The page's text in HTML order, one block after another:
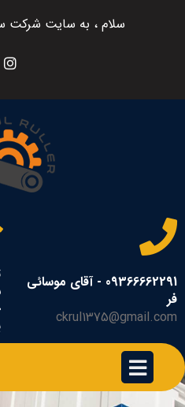
سلام ، به سایت شرکت
09366662291 - آقای موسائی
فر
ckrul1375@gmail.com